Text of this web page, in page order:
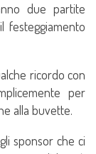
due partite
festeggiamento
ricordo con
per
alla buvette.
sponsor che ci